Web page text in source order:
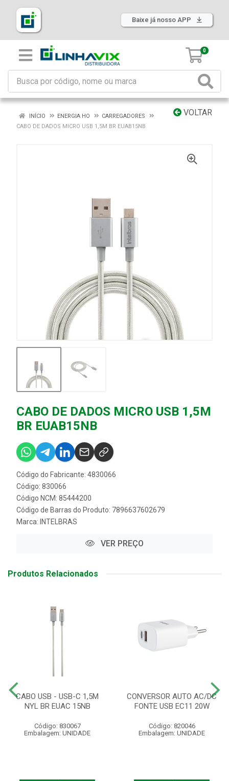
Baixe já nosso APP
0
VOLTAR
INÍCIO ENERGIA HO
CARREGADORES
CABO DE DADOS MICRO USB 1,5M BR EUAB15NB
CABO DE DADOS MICRO USB 1,5M
BR EUAB15NB
Código do Fabricante: 4830066
Código: 830066
Código NCM: 85444200
Código de Barras do Produto: 7896637602679
Marca: INTELBRAS
VER PREÇO
Produtos Relacionados
CABO USB - USB-C 1,5M
NYL BR EUAC 15NB
Código: 830067
Embalagem: UNIDADE
CONVERSOR AUTO AC/DC
FONTE USB EC11 20W
Código: 820046
Embalagem: UNIDADE